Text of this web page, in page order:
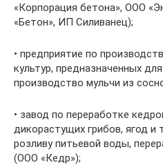
«Корпорация бетона», ООО
«Бетон», ИП Силиванец);
• предприятие по
культур, предназначенных
производство мульчи из
• завод по переработке
дикорастущих грибов, ягод и
розливу питьевой воды,
(ООО «Кедр»);